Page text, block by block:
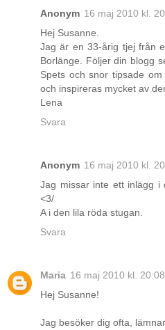
Anonym 16 maj 2010 kl.
Hej Susanne.
Jag är en 33-årig tjej från
Borlänge. Följer din blogg
Spets och snor tipsade
och inspireras mycket av
Lena
Svara
Anonym 16 maj 2010 kl.
Jag missar inte ett inlägg i
<3/
A i den lila röda stugan.
Svara
Maria 16 maj 2010 kl. 20:08
Hej Susanne!
Jag besöker dig ofta,